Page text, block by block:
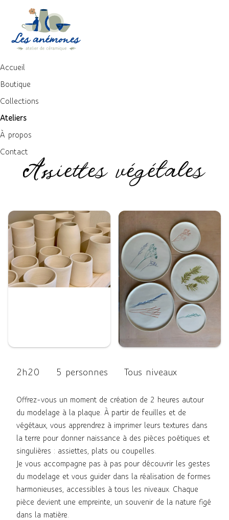
Accueil
Boutique
Collections
Ateliers
À propos
Contact
Assiettes végétales
2h20 5 personnes Tous niveaux
Offrez-vous un moment de création de 2 heures autour
du modelage à la plaque. À partir de feuilles et de
végétaux, vous apprendrez à imprimer leurs textures dans
la terre pour donner naissance à des pièces poétiques et
singulières : assiettes, plats ou coupelles.
Je vous accompagne pas à pas pour découvrir les gestes
du modelage et vous guider dans la réalisation de formes
harmonieuses, accessibles à tous les niveaux. Chaque
pièce devient une empreinte, un souvenir de la nature figé
dans la matière.